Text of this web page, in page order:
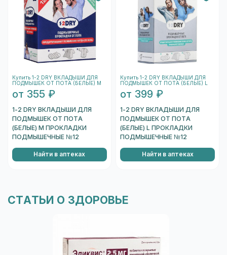
Купить 1-2 DRY ВКЛАДЫШИ ДЛЯ
ПОДМЫШЕК ОТ ПОТА (БЕЛЫЕ) M
от 355 ₽
1-2 DRY ВКЛАДЫШИ ДЛЯ
ПОДМЫШЕК ОТ ПОТА
(БЕЛЫЕ) M ПРОКЛАДКИ
ПОДМЫШЕЧНЫЕ №12
Найти в аптеках
Купить 1-2 DRY ВКЛАДЫШИ ДЛЯ
ПОДМЫШЕК ОТ ПОТА (БЕЛЫЕ) L
от 399 ₽
1-2 DRY ВКЛАДЫШИ ДЛЯ
ПОДМЫШЕК ОТ ПОТА
(БЕЛЫЕ) L ПРОКЛАДКИ
ПОДМЫШЕЧНЫЕ №12
Найти в аптеках
СТАТЬИ О ЗДОРОВЬЕ